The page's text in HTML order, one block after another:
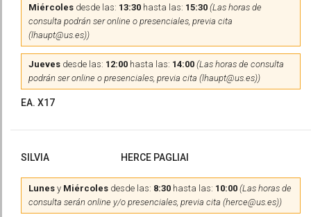
Miércoles desde las: 13:30 hasta las: 15:30 (Las horas de
consulta podrán ser online o presenciales, previa cita
(lhaupt@us.es))
Jueves desde las: 12:00 hasta las: 14:00 (Las horas de consulta
podrán ser online o presenciales, previa cita (lhaupt@us.es))
EA. X17
SILVIA HERCE PAGLIAI
Lunes y Miércoles desde las: 8:30 hasta las: 10:00 (Las horas de
consulta serán online y/o presenciales, previa cita (herce@us.es))